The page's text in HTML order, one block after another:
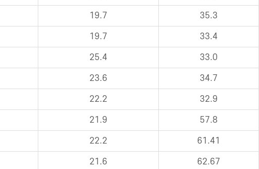
19.7 35.3
19.7 33.4
25.4 33.0
23.6 34.7
22.2 32.9
21.9 57.8
22.2 61.41
21.6 62.67